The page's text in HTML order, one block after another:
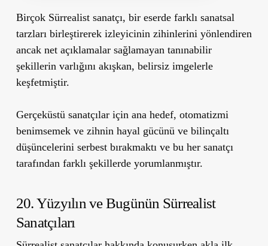
Birçok Sürrealist sanatçı, bir eserde farklı sanatsal
tarzları birleştirerek izleyicinin zihinlerini yönlendiren
ancak net açıklamalar sağlamayan tanınabilir
şekillerin varlığını akışkan, belirsiz imgelerle
keşfetmiştir.
Gerçeküstü sanatçılar için ana hedef, otomatizmi
benimsemek ve zihnin hayal gücünü ve bilinçaltı
düşüncelerini serbest bırakmaktı ve bu her sanatçı
tarafından farklı şekillerde yorumlanmıştır.
20. Yüzyılın ve Bugünün Sürrealist
Sanatçıları